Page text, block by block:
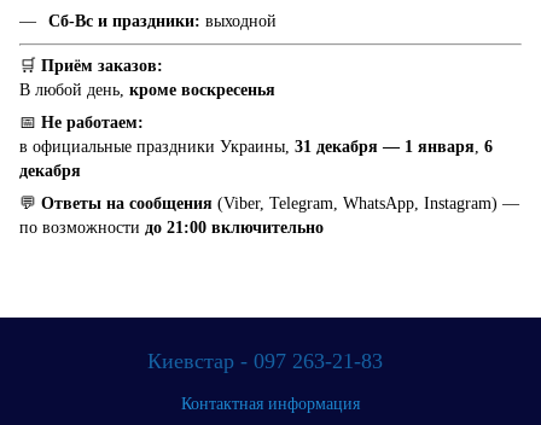
Сб-Вс и праздники: выходной
🛒 Приём заказов:
В любой день, кроме воскресенья
📅 Не работаем:
в официальные праздники Украины, 31 декабря — 1 января, 6
декабря
💬 Ответы на сообщения (Viber, Telegram, WhatsApp, Instagram) —
по возможности до 21:00 включительно
Киевстар - 097 263-21-83
Контактная информация